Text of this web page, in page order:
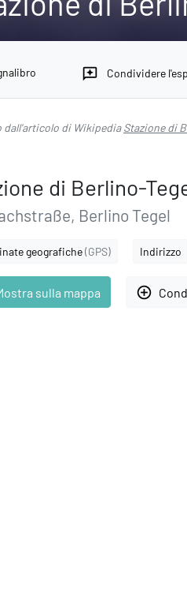
reviews Condividere
dall'articolo di WikipediaStazione di
di Berlino-
Berlino Tegel
geografiche(GPS) Indirizzo
sulla mappa add_circle_outline